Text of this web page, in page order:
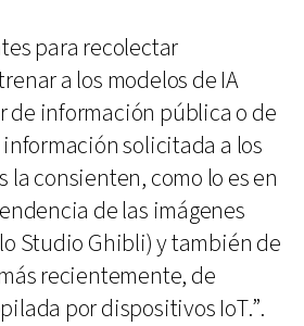
para recolectar
a los modelos de IA
de información pública o de
solicitada a los
la consienten, como lo es en
de las imágenes
Studio Ghibli) y también de
recientemente, de
por dispositivos IoT.”.